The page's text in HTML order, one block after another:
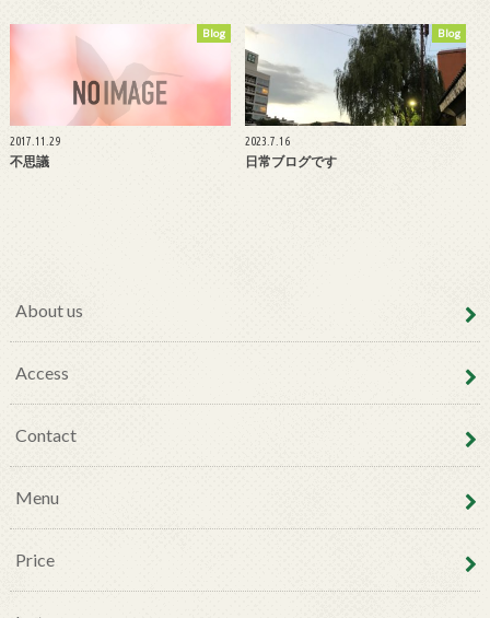
Blog
2017.11.29
不思議
Blog
2023.7.16
日常ブログです
About us
Access
Contact
Menu
Price